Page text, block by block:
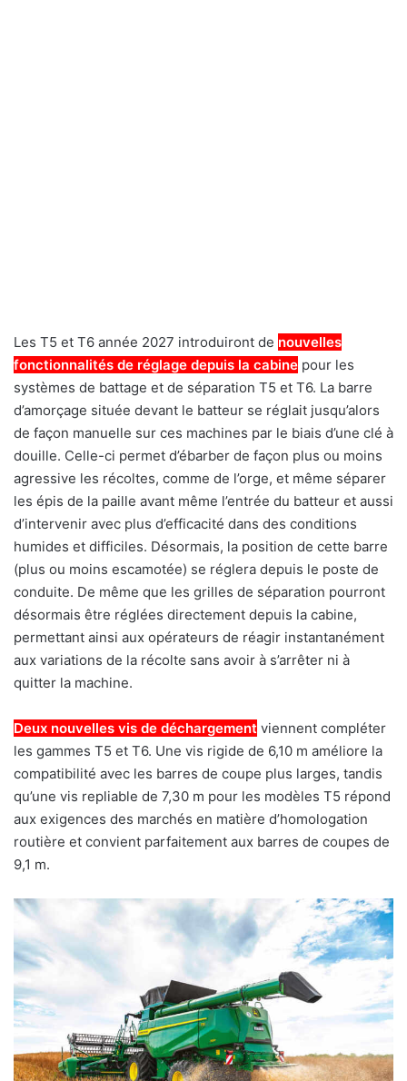
Les T5 et T6 année 2027 introduiront de nouvelles
fonctionnalités de réglage depuis la cabine pour les
systèmes de battage et de séparation T5 et T6. La barre
d’amorçage située devant le batteur se réglait jusqu’alors
de façon manuelle sur ces machines par le biais d’une clé à
douille. Celle-ci permet d’ébarber de façon plus ou moins
agressive les récoltes, comme de l’orge, et même séparer
les épis de la paille avant même l’entrée du batteur et aussi
d’intervenir avec plus d’efficacité dans des conditions
humides et difficiles. Désormais, la position de cette barre
(plus ou moins escamotée) se réglera depuis le poste de
conduite. De même que les grilles de séparation pourront
désormais être réglées directement depuis la cabine,
permettant ainsi aux opérateurs de réagir instantanément
aux variations de la récolte sans avoir à s’arrêter ni à
quitter la machine.
Deux nouvelles vis de déchargement viennent compléter
les gammes T5 et T6. Une vis rigide de 6,10 m améliore la
compatibilité avec les barres de coupe plus larges, tandis
qu’une vis repliable de 7,30 m pour les modèles T5 répond
aux exigences des marchés en matière d’homologation
routière et convient parfaitement aux barres de coupes de
9,1 m.